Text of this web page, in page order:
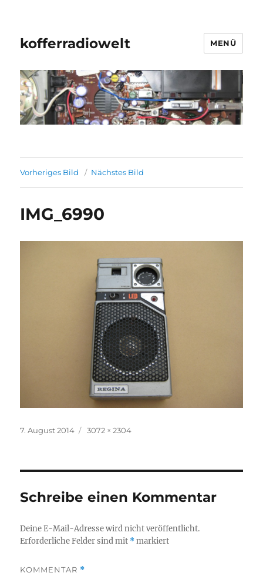
kofferradiowelt MENÜ
Vorheriges Bild Nächstes Bild
IMG_6990
Veröffentlicht
7. August 2014
Volle
3072 × 2304
Schreibe einen Kommentar
Deine E-Mail-Adresse wird nicht veröffentlicht.
Erforderliche Felder sind mit *markiert
KOMMENTAR *